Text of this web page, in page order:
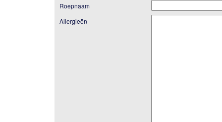
Roepnaam
Allergieën